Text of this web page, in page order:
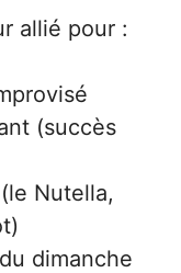
allié pour :
(succès
Nutella,
dimanche